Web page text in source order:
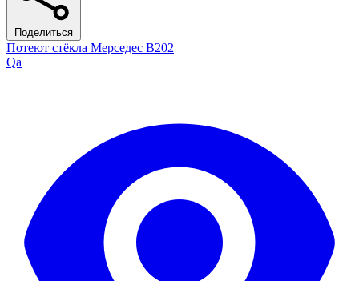
Поделиться
Потеют стёкла Мерседес В202
Qa